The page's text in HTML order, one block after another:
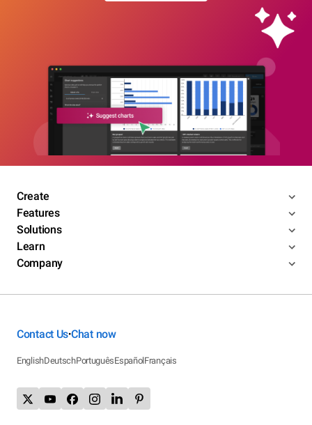
Create
Features
Solutions
Learn
Company
Contact Us•Chat now
EnglishDeutschPortuguêsEspañolFrançais